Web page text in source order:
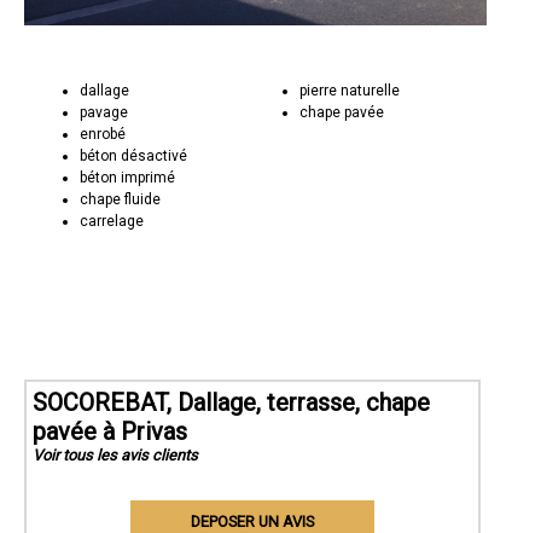
dallage
pavage
enrobé
béton désactivé
béton imprimé
chape fluide
carrelage
pierre naturelle
chape pavée
SOCOREBAT, Dallage, terrasse, chape
pavée à Privas
Voir tous les avis clients
DEPOSER UN AVIS